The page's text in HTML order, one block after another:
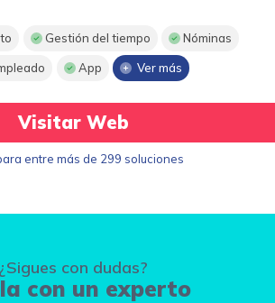
Gestión del tiempo Nóminas
App Ver más
Visitar Web
entre más de 299 soluciones
¿Sigues con dudas?
con un experto